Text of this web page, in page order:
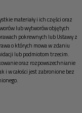
materiały i ich części oraz
lub wytworów objętych
pokrewnych lub Ustawy z
o których mowa w zdaniu
lub podmiotom trzecim.
oraz rozpowszechnianie
i w całości jest zabronione bez